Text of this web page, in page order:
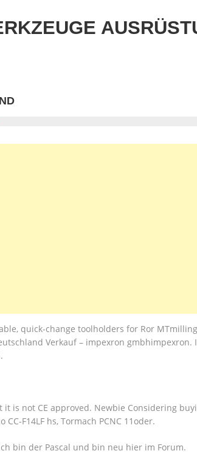
quick-change toolholders for Ror
Verkauf – impexron gmbhimpexron.
is not CE approved. Newbie Considering
CC-F14LF hs, Tormach PCNC 11oder.
bin der Pascal und bin neu hier im Forum.